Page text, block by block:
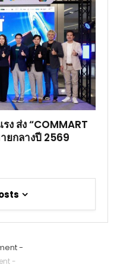
ง ส่ง “COMMART
ยกลางปี 2569
-